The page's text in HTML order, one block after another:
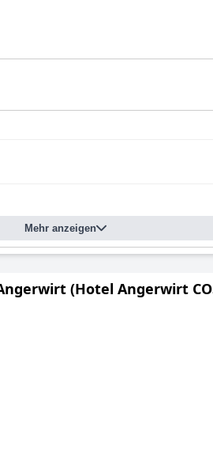
Mehr anzeigen
(Hotel Angerwirt